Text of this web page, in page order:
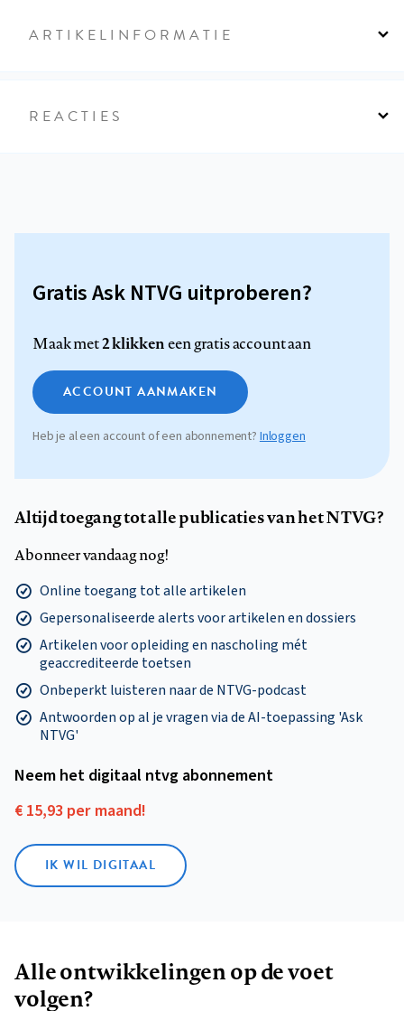
ARTIKELINFORMATIE
REACTIES
Gratis Ask NTVG uitproberen?
Maak met2 klikkeneen gratis account aan
ACCOUNT AANMAKEN
Heb je al een account of een abonnement?Inloggen
Altijd toegang tot alle publicaties van het NTVG?
Abonneer vandaag nog!
Online toegang tot alle artikelen
Gepersonaliseerde alerts voor artikelen en dossiers
Artikelen voor opleiding en nascholing mét
geaccrediteerde toetsen
Onbeperkt luisteren naar de NTVG-podcast
Antwoorden op al je vragen via de AI-toepassing 'Ask
NTVG'
Neem het digitaal ntvg abonnement
€ 15,93 per maand!
IK WIL DIGITAAL
Alle ontwikkelingen op de voet
volgen?